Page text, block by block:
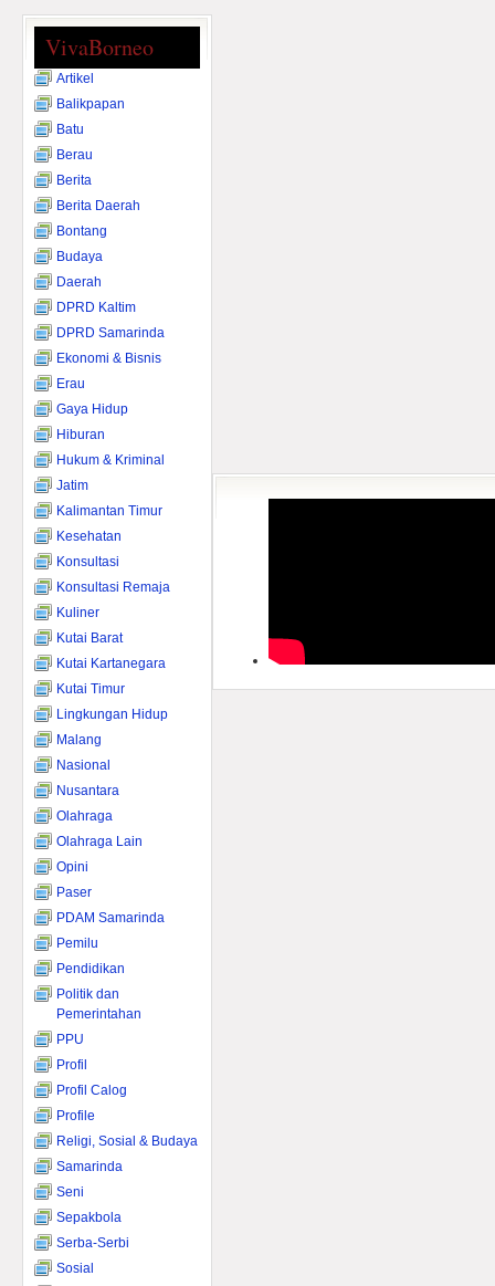
VivaBorneo
Artikel
Balikpapan
Batu
Berau
Berita
Berita Daerah
Bontang
Budaya
Daerah
DPRD Kaltim
DPRD Samarinda
Ekonomi & Bisnis
Erau
Gaya Hidup
Hiburan
Hukum & Kriminal
Jatim
Kalimantan Timur
Kesehatan
Konsultasi
Konsultasi Remaja
Kuliner
Kutai Barat
Kutai Kartanegara
Kutai Timur
Lingkungan Hidup
Malang
Nasional
Nusantara
Olahraga
Olahraga Lain
Opini
Paser
PDAM Samarinda
Pemilu
Pendidikan
Politik dan
Pemerintahan
PPU
Profil
Profil Calog
Profile
Religi, Sosial & Budaya
Samarinda
Seni
Sepakbola
Serba-Serbi
Sosial